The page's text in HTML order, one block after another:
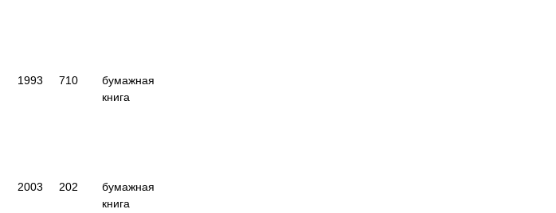
1993 710
бумажная
книга
2003 202
бумажная
книга